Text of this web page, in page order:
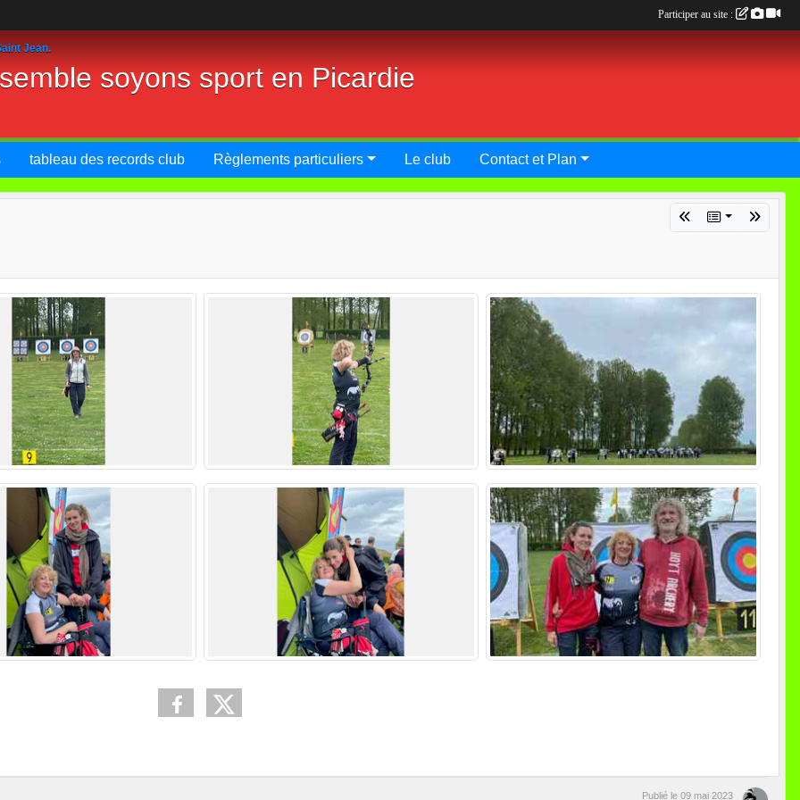
Jean.
soyons sport en Picardie
tableau des records club Règlements particuliers Le club Contact et Plan
Publié le 09 mai 2023
Participer au site :